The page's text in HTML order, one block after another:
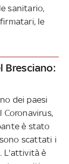
sanitario,
le
Bresciano:
dei paesi
Coronavirus,
è stato
scattati i
L'attività è